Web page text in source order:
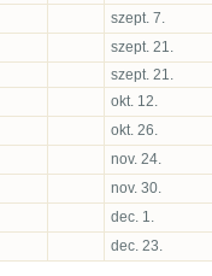
szept. 7.
szept. 21.
szept. 21.
okt. 12.
okt. 26.
nov. 24.
nov. 30.
dec. 1.
dec. 23.